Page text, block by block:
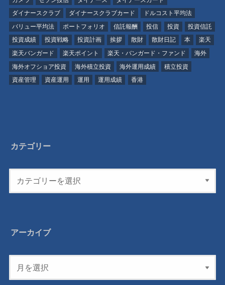
ダイナースクラブ
ダイナースクラブカード
ドルコスト平均法
バリュー平均法
ポートフォリオ 信託報酬 投信 投資
投資信託
投資成績
投資戦略 投資計画 挨拶 散財 散財日記 本
楽天
楽天バンガード
楽天ポイント 楽天・バンガード・ファンド
海外
海外オフショア投資
海外積立投資 海外運用成績
積立投資
資産管理
資産運用 運用 運用成績 香港
カテゴリー
アーカイブ